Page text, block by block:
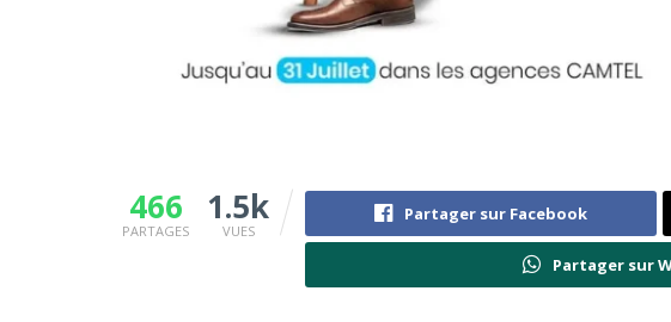
466
PARTAGES
1.5k
VUES
Partager sur Facebook
Partager sur